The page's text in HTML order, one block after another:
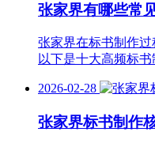
张家界有哪些常
张家界在标书制作
以下是十大高频标书
2026-02-28
张家界‌标书制作